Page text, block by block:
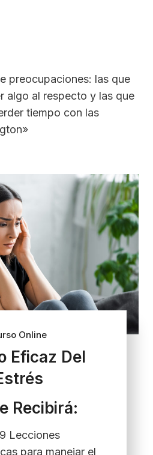
preocupaciones: las que
algo al respecto y las que
tiempo con las
Online
Eficaz Del
Recibirá:
9 Lecciones
para manejar el